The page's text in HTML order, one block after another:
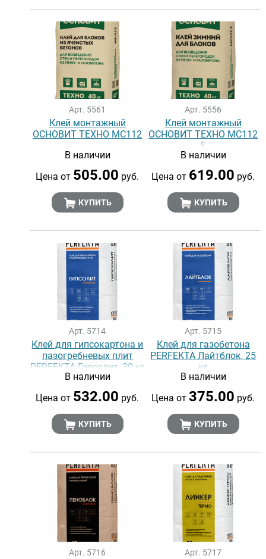
Арт. 5561
Клей монтажный
ОСНОВИТ ТЕХНО MC112
В наличии
Цена от 505.00 руб.
КУПИТЬ
Арт. 5556
Клей монтажный
ОСНОВИТ ТЕХНО MC112
F
В наличии
Цена от 619.00 руб.
КУПИТЬ
Арт. 5714
Клей для гипсокартона и
пазогребневых плит
PERFEKTA Гипсолит, 30 кг
В наличии
Цена от 532.00 руб.
КУПИТЬ
Арт. 5715
Клей для газобетона
PERFEKTA Лайтблок, 25
кг
В наличии
Цена от375.00 руб.
КУПИТЬ
Арт. 5716 Арт. 5717